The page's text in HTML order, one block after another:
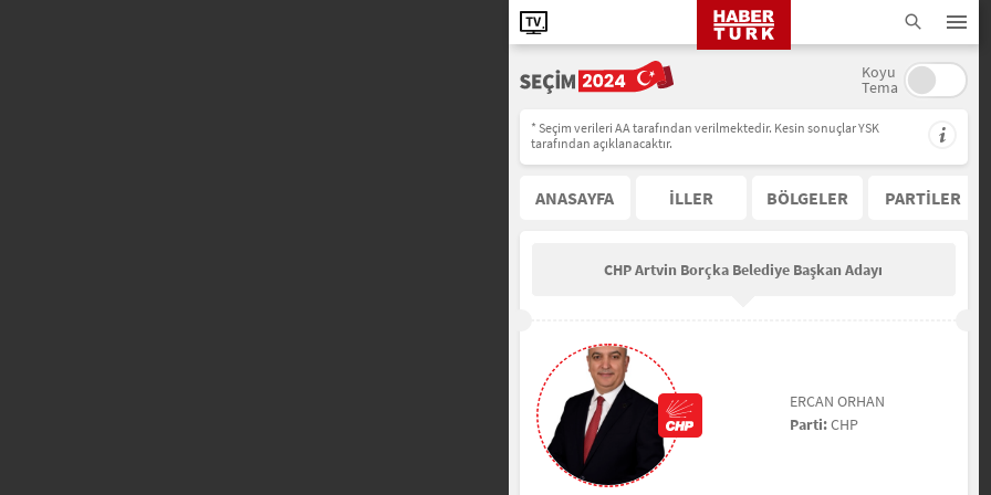
Koyu
Tema
* Seçim verileri AA tarafından verilmektedir. Kesin sonuçlar YSK
tarafından açıklanacaktır.
ANASAYFA İLLER BÖLGELER PARTİLER
CHP Artvin Borçka Belediye Başkan Adayı
ERCAN ORHAN
Parti:CHP